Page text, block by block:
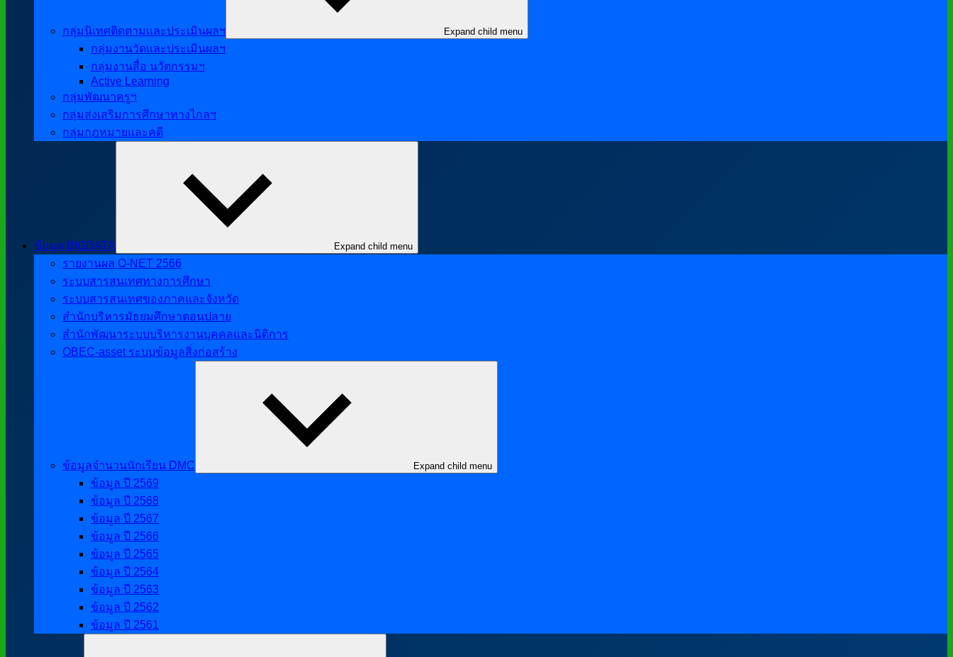
กลุ่มนิเทศติดตามและประเมินผลฯ Expand child menu
กลุ่มงานวัดและประเมินผลฯ
กลุ่มงานสื่อ นวัตกรรมฯ
Active Learning
กลุ่มพัฒนาครูฯ
กลุ่มส่งเสริมการศึกษาทางไกลฯ
กลุ่มกฎหมายและคดี
ข้อมูล BIGDATA Expand child menu
รายงานผล O-NET 2566
ระบบสารสนเทศทางการศึกษา
ระบบสารสนเทศของภาคและจังหวัด
สำนักบริหารมัธยมศึกษาตอนปลาย
สำนักพัฒนาระบบบริหารงานบุคคลและนิติการ
OBEC-asset ระบบข้อมูลสิ่งก่อสร้าง
ข้อมูลจำนวนนักเรียน DMC Expand child menu
ข้อมูล ปี 2569
ข้อมูล ปี 2568
ข้อมูล ปี 2567
ข้อมูล ปี 2566
ข้อมูล ปี 2565
ข้อมูล ปี 2564
ข้อมูล ปี 2563
ข้อมูล ปี 2562
ข้อมูล ปี 2561